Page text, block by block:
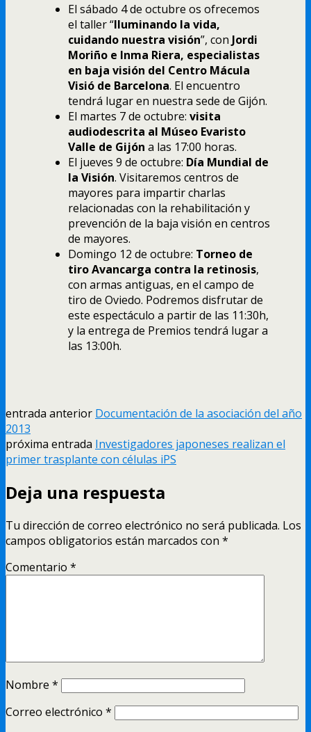
El sábado 4 de octubre os ofrecemos
el taller “Iluminando la vida,
cuidando nuestra visión”, con Jordi
Moriño e Inma Riera, especialistas
en baja visión del Centro Mácula
Visió de Barcelona. El encuentro
tendrá lugar en nuestra sede de Gijón.
El martes 7 de octubre: visita
audiodescrita al Múseo Evaristo
Valle de Gijón a las 17:00 horas.
El jueves 9 de octubre: Día Mundial de
la Visión. Visitaremos centros de
mayores para impartir charlas
relacionadas con la rehabilitación y
prevención de la baja visión en centros
de mayores.
Domingo 12 de octubre: Torneo de
tiro Avancarga contra la retinosis,
con armas antiguas, en el campo de
tiro de Oviedo. Podremos disfrutar de
este espectáculo a partir de las 11:30h,
y la entrega de Premios tendrá lugar a
las 13:00h.
entrada anterior Documentación de la asociación del año
2013
próxima entrada Investigadores japoneses realizan el
primer trasplante con células iPS
Deja una respuesta
Tu dirección de correo electrónico no será publicada. Los
campos obligatorios están marcados con *
Comentario *
Nombre *
Correo electrónico *